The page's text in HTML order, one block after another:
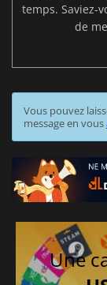
temps. Saviez-
de
Vous pouvez
message en vous
Une